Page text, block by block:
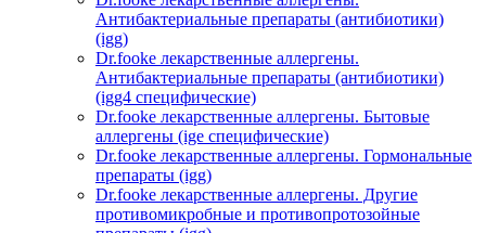
Антибактериальные препараты (антибиотики)
(igg)
Dr.fooke лекарственные аллергены.
Антибактериальные препараты (антибиотики)
(igg4 специфические)
Dr.fooke лекарственные аллергены. Бытовые
аллергены (ige специфические)
Dr.fooke лекарственные аллергены. Гормональные
препараты (igg)
Dr.fooke лекарственные аллергены. Другие
противомикробные и противопротозойные